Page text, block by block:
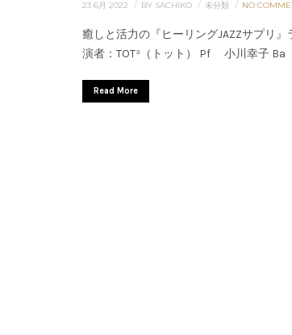
23 6月 2022 / BY SACHIKO / 未分類 / NO
癒しと活力の『ヒーリングJAZZサプリ
演者：TOT³（トット） Pf 小川幸子
Read More